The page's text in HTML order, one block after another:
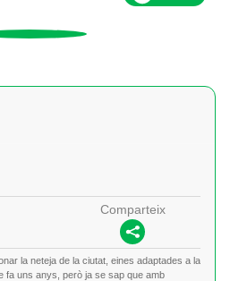
Comparteix
la neteja de la ciutat, eines adaptades a la
fa uns anys, però ja se sap que amb